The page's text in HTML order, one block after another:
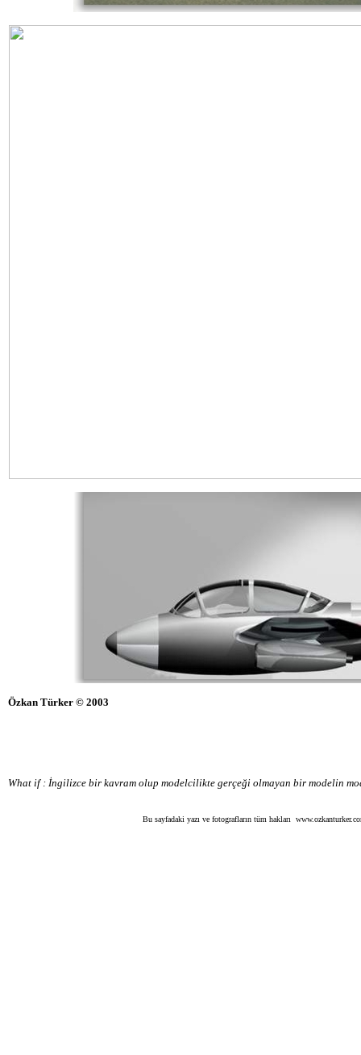
Özkan Türker © 2003
What if : İngilizce bir kavram olup modelcilikte gerçeği olmayan bir modelin
Bu sayfadaki yazı ve fotografların tüm hakları